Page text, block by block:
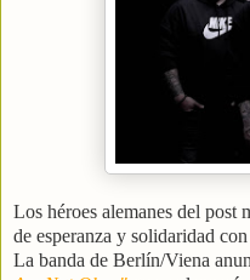
Los héroes alemanes del post
de esperanza y solidaridad
La banda de Berlín/Viena